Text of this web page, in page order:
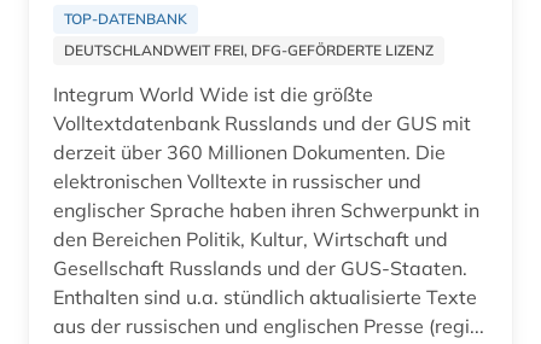
TOP-DATENBANK
DEUTSCHLANDWEIT FREI, DFG-GEFÖRDERTE LIZENZ
Integrum World Wide ist die größte
Volltextdatenbank Russlands und der GUS mit
derzeit über 360 Millionen Dokumenten. Die
elektronischen Volltexte in russischer und
englischer Sprache haben ihren Schwerpunkt in
den Bereichen Politik, Kultur, Wirtschaft und
Gesellschaft Russlands und der GUS-Staaten.
Enthalten sind u.a. stündlich aktualisierte Texte
aus der russischen und englischen Presse (regi...